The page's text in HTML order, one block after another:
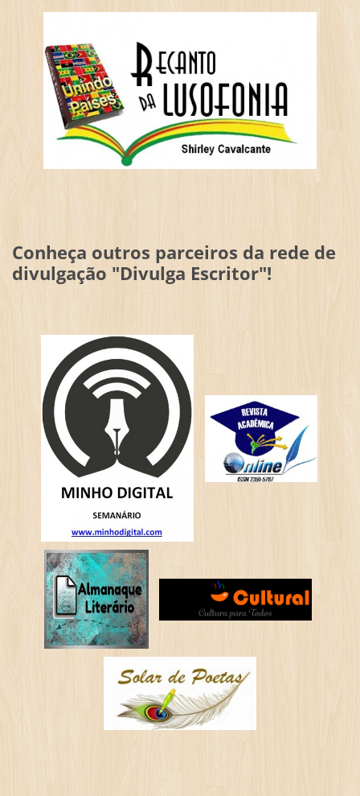
Conheça outros parceiros da rede de
divulgação "Divulga Escritor"!